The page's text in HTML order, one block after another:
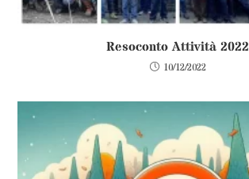
Resoconto Attività 2022
10/12/2022